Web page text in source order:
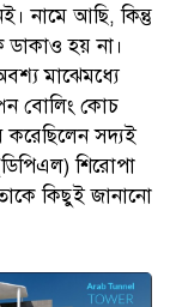
নামে আছি, কিন্তু
হয় না।
মাঝেমধ্যে
বোলিং কোচ
করেছিলেন সদ্যই
শিরোপা
কিছুই জানানো